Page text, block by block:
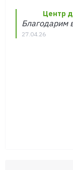
Центр
Благодарим
27.04.26